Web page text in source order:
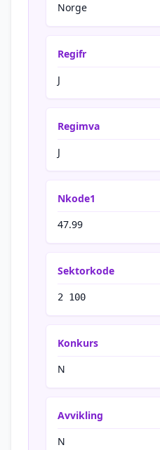
Norge
Regifr
J
Regimva
J
Nkode1
47.99
Sektorkode
2 100
Konkurs
N
Avvikling
N